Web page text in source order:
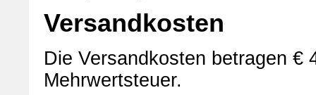
Versandkosten
Die Versandkosten betragen €
Mehrwertsteuer.